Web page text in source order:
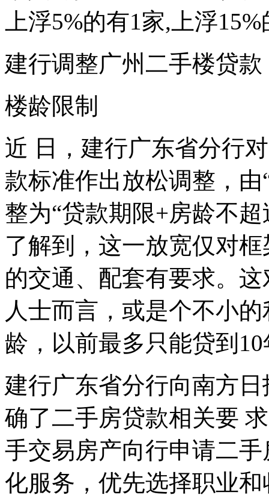
上浮5%的有1家,上浮
建行调整广州二手楼贷款
楼龄限制
近 日，建行广东省分行
款标准作出放松调整，
整为“贷款期限+房龄不
了解到，这一放宽仅对
的交通、配套有要求。
人士而言，或是个不小
龄，以前最多只能贷到
建行广东省分行向南方
确了二手房贷款相关要
手交易房产向行申请二
化服务，优先选择职业